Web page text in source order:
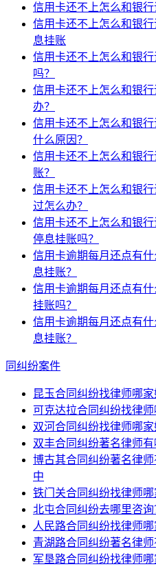
信用卡还不上怎么和银
信用卡还不上怎么和银
息挂账
信用卡还不上怎么和银
吗？
信用卡还不上怎么和银
办？
信用卡还不上怎么和银
什么原因？
信用卡还不上怎么和银
账？
信用卡还不上怎么和银
过怎么办？
信用卡还不上怎么和银
停息挂账吗？
信用卡逾期每月还点有
息挂账？
信用卡逾期每月还点有
挂账吗？
信用卡逾期每月还点有
息挂账？
同纠纷案件
昆玉合同纠纷找律师哪
可克达拉合同纠纷找律
双河合同纠纷找律师哪
双丰合同纠纷著名律师
博古其合同纠纷著名律
中
铁门关合同纠纷找律师
北屯合同纠纷去哪里咨
人民路合同纠纷找律师
青湖路合同纠纷著名律
军垦路合同纠纷找律师